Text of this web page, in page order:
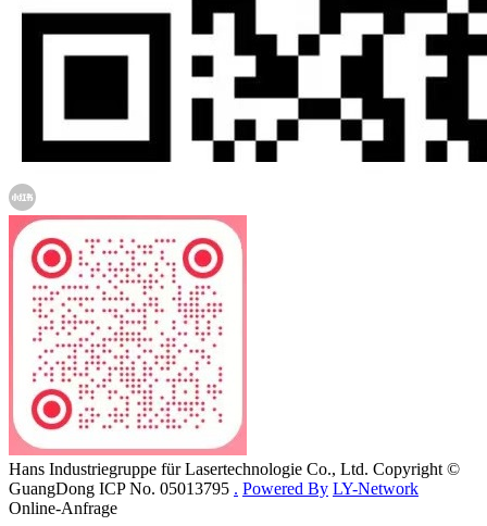
Hans Industriegruppe für Lasertechnologie Co., Ltd. Copyright ©
GuangDong ICP No. 05013795 . Powered By LY-Network
Online-Anfrage